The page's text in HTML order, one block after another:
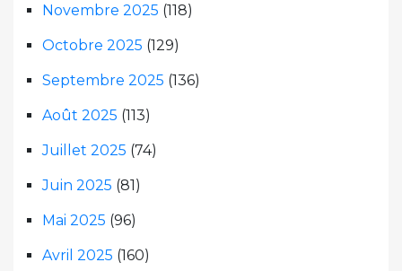
Novembre 2025 (118)
Octobre 2025 (129)
Septembre 2025 (136)
Août 2025 (113)
Juillet 2025 (74)
Juin 2025 (81)
Mai 2025 (96)
Avril 2025 (160)